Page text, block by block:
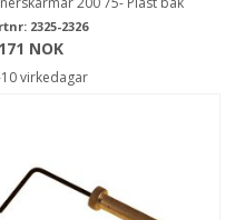
2325-2326
NOK
virkedagar